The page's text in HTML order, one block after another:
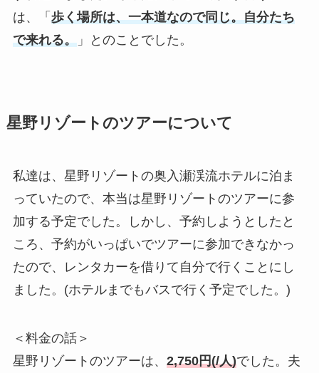
は、「 歩く場所は、一本道なので同じ。自分たち
で来れる。」とのことでした。
星野リゾートのツアーについて
私達は、星野リゾートの奥入瀬渓流ホテルに泊ま
っていたので、本当は星野リゾートのツアーに参
加する予定でした。しかし、予約しようとしたと
ころ、予約がいっぱいでツアーに参加できなかっ
たので、レンタカーを借りて自分で行くことにし
ました。(ホテルまでもバスで行く予定でした。)
＜料金の話＞
星野リゾートのツアーは、 2,750円(/人)でした。夫